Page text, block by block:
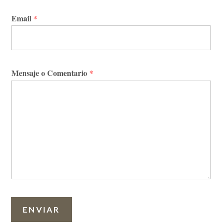
Email *
Mensaje o Comentario *
ENVIAR